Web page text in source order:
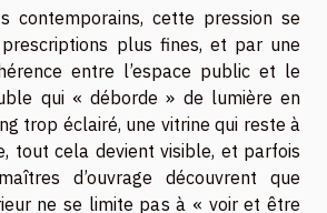
contemporains, cette pression se
plus fines, et par une
entre l’espace public et le
qui « déborde » de lumière en
trop éclairé, une vitrine qui reste à
tout cela devient visible, et parfois
d’ouvrage découvrent que
ne se limite pas à « voir et être